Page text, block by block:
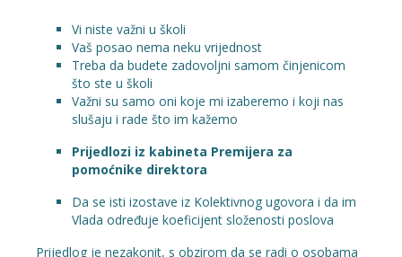
Vi niste važni u školi
Vaš posao nema neku vrijednost
Treba da budete zadovoljni samom činjenicom
što ste u školi
Važni su samo oni koje mi izaberemo i koji nas
slušaju i rade što im kažemo
Prijedlozi iz kabineta Premijera za
pomoćnike direktora
Da se isti izostave iz Kolektivnog ugovora i da im
Vlada određuje koeficijent složenosti poslova
Prijedlog je nezakonit, s obzirom da se radi o osobama